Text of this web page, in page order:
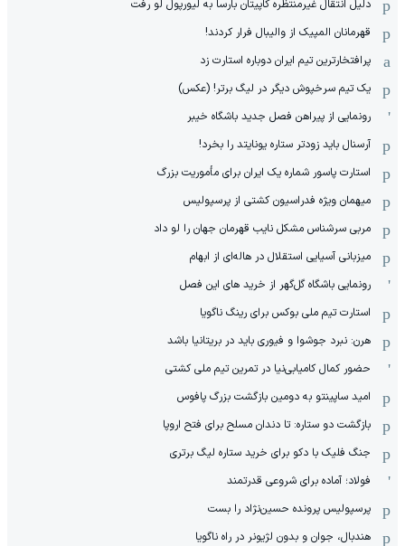
دلیل انتقال غیرمنتظره کاپیتان بارسا به لیورپول لو رفت
قهرمانان المپیک از والیبال فرار کردند!
پرافتخارترین تیم ایران دوباره استارت زد
یک تیم سرخپوش دیگر در لیگ برتر! (عکس)
رونمایی از پیراهن فصل جدید باشگاه خیبر
آرسنال باید زودتر ستاره یونایتد را بخرد!
استارت پاسور شماره یک ایران برای مأموریت بزرگ
میهمان ویژه فدراسیون کشتی از پرسپولیس
مربی سرشناس مشکل نایب قهرمان جهان را لو داد
میزبانی آسیایی استقلال در هاله‌ای از ابهام
رونمایی باشگاه گل‌گهر از خرید های این فصل
استارت تیم ملی بوکس برای رینگ ناگویا
هرن: نبرد جوشوا و فیوری باید در بریتانیا باشد
حضور کمال کامیابی‌نیا در تمرین تیم ملی کشتی
امید ساپینتو به دومین بازگشت بزرگ پافوس
بازگشت دو ستاره: تا دندان مسلح برای فتح اروپا
جنگ فلیک با دکو برای خرید ستاره لیگ برتری
فولاد؛ آماده برای شروعی قدرتمند
پرسپولیس پرونده حسین‌نژاد را بست
هندبال، جوان و بدون لژیونر در راه ناگویا